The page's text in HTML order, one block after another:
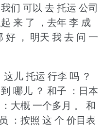
们 可以 去 托运 公司
来 了 ，去年 李 成
好 ， 明天 我 去 问 一
儿 托运 行李 吗 ？
哪儿 ？ 和子 ：日本
大概 一个多月 。
和
：按照 这 个 价目表